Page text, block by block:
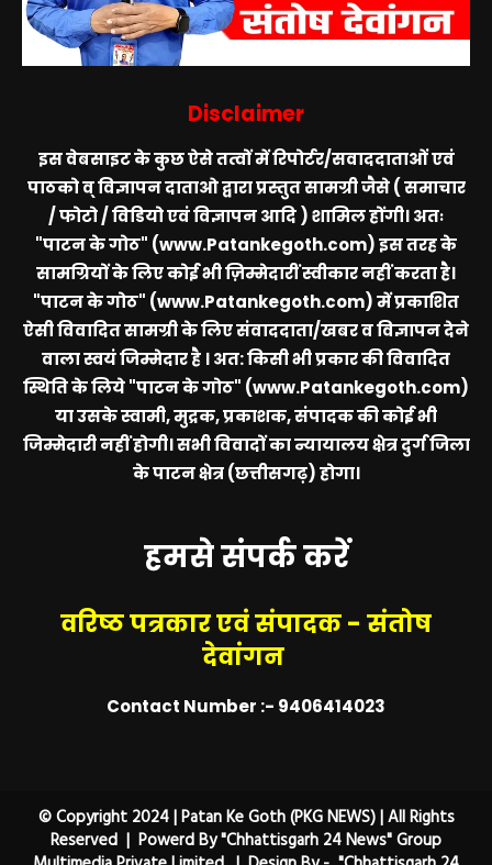
Disclaimer
इस वेबसाइट के कुछ ऐसे तत्वों में रिपोर्टर/सवाददाताओं एवं
पाठको व् विज्ञापन दाताओ द्वारा प्रस्तुत सामग्री जैसे ( समाचार
/ फोटो / विडियो एवं विज्ञापन आदि ) शामिल होंगी। अतः
"पाटन के गोठ" (www.Patankegoth.com)इस तरह के
सामग्रियों के लिए कोई भी ज़िम्मेदारीं स्वीकार नहीं करता है।
"पाटन के गोठ" (www.Patankegoth.com)में प्रकाशित
ऐसी विवादित सामग्री के लिए संवाददाता/खबर व विज्ञापन देने
वाला स्वयं जिम्मेदार है । अत: किसी भी प्रकार की विवादित
स्थिति के लिये"पाटन के गोठ" (www.Patankegoth.com)
या उसके स्वामी, मुद्रक, प्रकाशक, संपादक की कोई भी
जिम्मेदारी नहीं होगी। सभी विवादों का न्यायालय क्षेत्र दुर्ग जिला
के पाटन क्षेत्र (छत्तीसगढ़) होगा।
हमसे संपर्क करें
वरिष्ठ पत्रकार एवं संपादक - संतोष
देवांगन
Contact Number :- 9406414023
© Copyright 2024 | Patan Ke Goth (PKG NEWS) | All Rights
Reserved | Powerd By "Chhattisgarh 24 News" Group